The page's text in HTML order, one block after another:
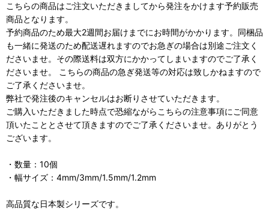
こちらの商品はご注文いただきましてから発注をかけます予約販売
商品となります。
予約商品のため最大2週間お届けまでにお時間がかかります。同梱品
も一緒に発送のため配送遅れますのでお急ぎの場合は別途ご注文く
ださいませ。その際送料は双方にかかってしまいますのでご了承く
ださいませ。 こちらの商品の急ぎ発送等の対応は致しかねますので
ご了承くださいませ。
弊社で発注後のキャンセルはお断りさせていただきます。
ご購入いただきました時点で恐縮ながらこちらの注意事項にご同意
頂いたこととさせて頂きますのでご了承くださいませ。ありがとう
ございます。
・数量：10個
・幅サイズ：4mm/3mm/1.5mm/1.2mm
高品質な日本製シリーズです。